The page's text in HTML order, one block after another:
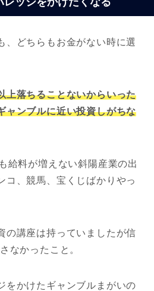
、どちらもお金がない時に選
上落ちることないからいった
ャンブルに近い投資しがちな
給料が増えない斜陽産業の出
コ、競馬、宝くじばかりやっ
の講座は持っていましたが信
なかったこと。
をかけたギャンブルまがいの